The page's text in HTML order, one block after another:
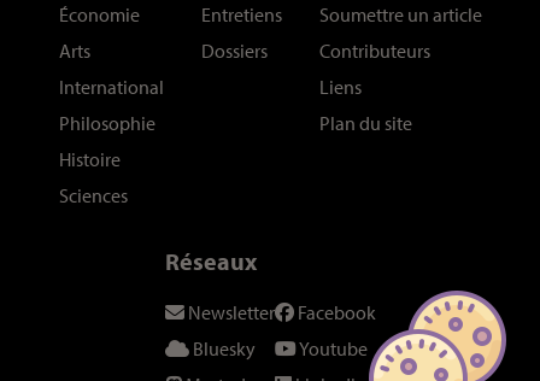
Économie
Arts
International
Philosophie
Histoire
Sciences
Entretiens
Dossiers
Soumettre un article
Contributeurs
Liens
Plan du site
Réseaux
Newsletter
Bluesky
Facebook
Youtube